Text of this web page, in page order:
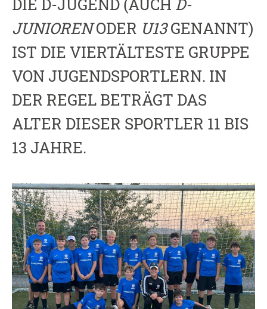
DIE D-JUGEND (AUCH D-
JUNIORENODER U13GENANNT)
IST DIE VIERTÄLTESTE GRUPPE
VON JUGENDSPORTLERN. IN
DER REGEL BETRÄGT DAS
ALTER DIESER SPORTLER 11 BIS
13 JAHRE.